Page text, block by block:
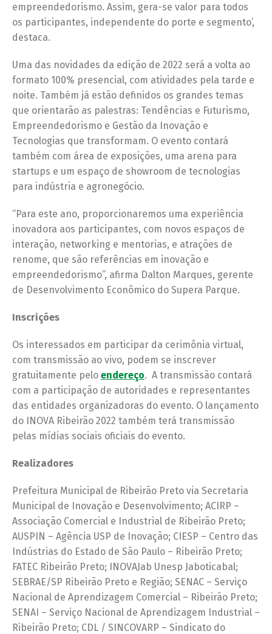
empreendedorismo. Assim, gera-se valor para todos
os participantes, independente do porte e segmento’,
destaca.
Uma das novidades da edição de 2022 será a volta ao
formato 100% presencial, com atividades pela tarde e
noite. Também já estão definidos os grandes temas
que orientarão as palestras: Tendências e Futurismo,
Empreendedorismo e Gestão da Inovação e
Tecnologias que transformam. O evento contará
também com área de exposições, uma arena para
startups e um espaço de showroom de tecnologias
para indústria e agronegócio.
“Para este ano, proporcionaremos uma experiência
inovadora aos participantes, com novos espaços de
interação, networking e mentorias, e atrações de
renome, que são referências em inovação e
empreendedorismo”, afirma Dalton Marques, gerente
de Desenvolvimento Econômico do Supera Parque.
Inscrições
Os interessados em participar da cerimônia virtual,
com transmissão ao vivo, podem se inscrever
gratuitamente pelo endereço. A transmissão contará
com a participação de autoridades e representantes
das entidades organizadoras do evento. O lançamento
do INOVA Ribeirão 2022 também terá transmissão
pelas mídias sociais oficiais do evento.
Realizadores
Prefeitura Municipal de Ribeirão Preto via Secretaria
Municipal de Inovação e Desenvolvimento; ACIRP –
Associação Comercial e Industrial de Ribeirão Preto;
AUSPIN – Agência USP de Inovação; CIESP – Centro das
Indústrias do Estado de São Paulo – Ribeirão Preto;
FATEC Ribeirão Preto; INOVAJab Unesp Jaboticabal;
SEBRAE/SP Ribeirão Preto e Região; SENAC – Serviço
Nacional de Aprendizagem Comercial – Ribeirão Preto;
SENAI – Serviço Nacional de Aprendizagem Industrial –
Ribeirão Preto; CDL / SINCOVARP – Sindicato do